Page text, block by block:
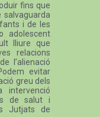
fins que
i de les
adolescent
lliure que
relacions
l’alienació
evitar
greu dels
de salut i
Jutjats de